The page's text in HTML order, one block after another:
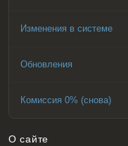
Изменения в системе
Обновления
Комиссия 0% (снова)
О сайте